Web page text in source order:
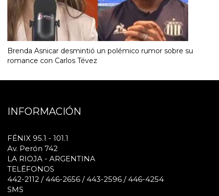
Brenda Asnicar desmintió un polémico rumor sobre su
romance con Carlos Tévez
INFORMACIÓN
FÉNIX 95.1 - 101.1
Av. Perón 742
LA RIOJA - ARGENTINA
TELÉFONOS
442-2112 / 446-2656 / 443-2596 / 446-4254
SMS